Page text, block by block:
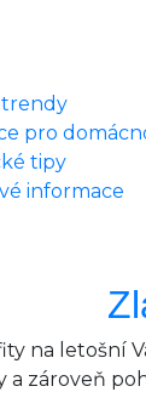
pro
tipy
informace
a zároveň